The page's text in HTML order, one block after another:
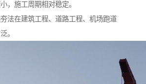
，施工周期相对稳定。
法在建筑工程、道路工程、机场跑道
。